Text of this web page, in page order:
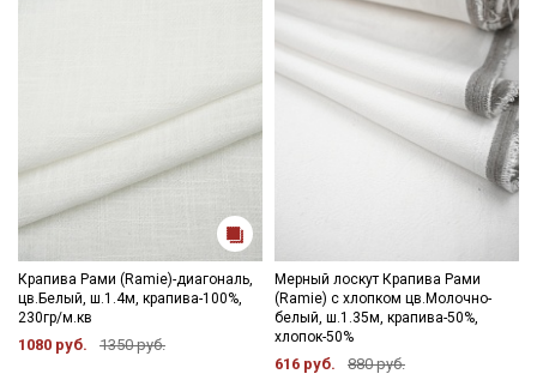
Крапива Рами (Ramie)-диагональ,
цв.Белый, ш.1.4м, крапива-100%,
230гр/м.кв
1080 руб. 1350 руб.
Мерный лоскут Крапива Рами
(Ramie) с хлопком цв.Молочно-
белый, ш.1.35м, крапива-50%,
хлопок-50%
616 руб. 880 руб.
Секретная рассылка от Купава
Мы публикуем здесь дополнительные
промокоды и скидки до 30% на узкие
категории тканей
Электронная почта